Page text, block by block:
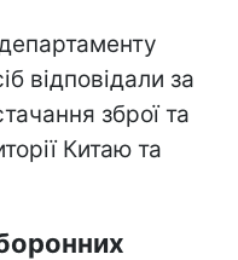
відповідали за
зброї та
Китаю та